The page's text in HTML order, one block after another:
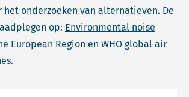
het onderzoeken van alternatieven. De
op: Environmental noise
European Region en WHO global air
.